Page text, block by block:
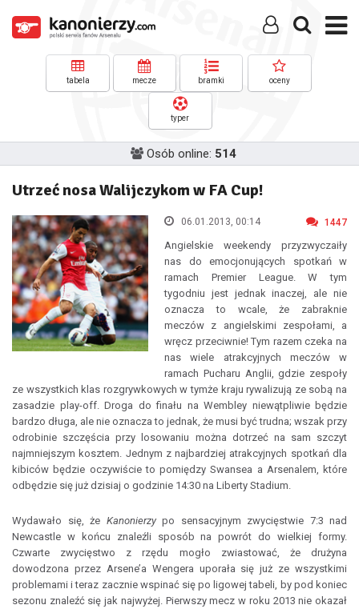
tabela mecze bramki oceny
typer
Osób online: 514
Utrzeć nosa Walijczykom w FA Cup!
06.01.2013, 00:14 1447
Angielskie weekendy przyzwyczaiły
nas do emocjonujących spotkań w
ramach Premier League. W tym
tygodniu jest jednak inaczej, ale nie
oznacza to wcale, że zabraknie
meczów z angielskimi zespołami, a
wręcz przeciwnie! Tym razem czeka na
nas wiele atrakcyjnych meczów w
ramach Pucharu Anglii, gdzie zespoły
ze wszystkich klas rozgrywkowych w tymże kraju rywalizują ze sobą na
zasadzie play-off. Droga do finału na Wembley niewątpliwie będzie
bardzo długa, ale nie oznacza to jednak, że musi być trudna; wszak przy
odrobinie szczęścia przy losowaniu można dotrzeć na sam szczyt
najmniejszym kosztem. Jednym z najbardziej atrakcyjnych spotkań dla
kibiców będzie oczywiście to pomiędzy Swansea a Arsenalem, które
odbędzie się już dzisiaj o godzinie 14:30 na Liberty Stadium.
Wydawało się, że Kanonierzypo sensacyjnym zwycięstwie 7:3 nad
Newcastle w końcu znaleźli sposób na powrót do wielkiej formy.
Czwarte zwycięstwo z rzędu mogło zwiastować, że drużyna
dowodzona przez Arsene’a Wengera uporała się już ze wszystkimi
problemami i teraz zacznie wspinać się po ligowej tabeli, by pod koniec
sezonu znaleźć się jak najwyżej. Pierwszy mecz w roku 2013 nie okazał